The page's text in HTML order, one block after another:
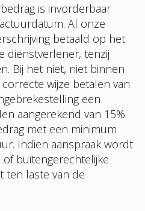
is invorderbaar
Al onze
betaald op het
dienstverlener, tenzij
Bij het niet, niet binnen
wijze betalen van
een
aangerekend van 15%
met een minimum
Indien aanspraak wordt
buitengerechtelijke
ten laste van de